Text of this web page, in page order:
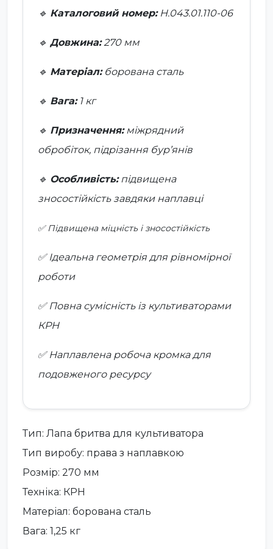
🔹 Каталоговий номер:Н.043.01.110-06
🔹 Довжина:270 мм
🔹 Матеріал:борована сталь
🔹 Вага:1 кг
🔹 Призначення:міжрядний
обробіток, підрізання бур’янів
🔹 Особливість:підвищена
зносостійкість завдяки наплавці
✅ Підвищена міцність і зносостійкість
✅ Ідеальна геометрія для рівномірної
роботи
✅ Повна сумісність із культиваторами
КРН
✅ Наплавлена робоча кромка для
подовженого ресурсу
Тип: Лапа бритва для культиватора
Тип виробу: права з наплавкою
Розмір: 270 мм
Техніка: КРН
Матеріал: борована сталь
Вага: 1,25 кг